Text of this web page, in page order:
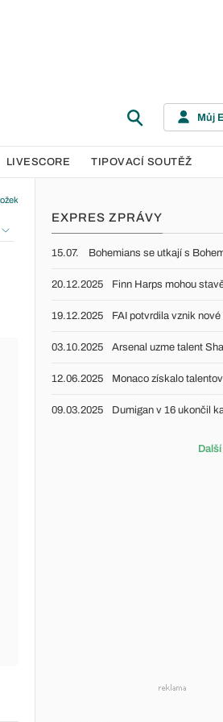
Můj
LIVESCORE TIPOVACÍ SOUTĚŽ
EXPRES ZPRÁVY
15.07. Bohemians se utkají s
20.12.2025 Finn Harps mohou
19.12.2025 FAI potvrdila vznik
03.10.2025 Arsenal uzme talent
12.06.2025 Monaco získalo
09.03.2025 Dumigan v 16 ukončil